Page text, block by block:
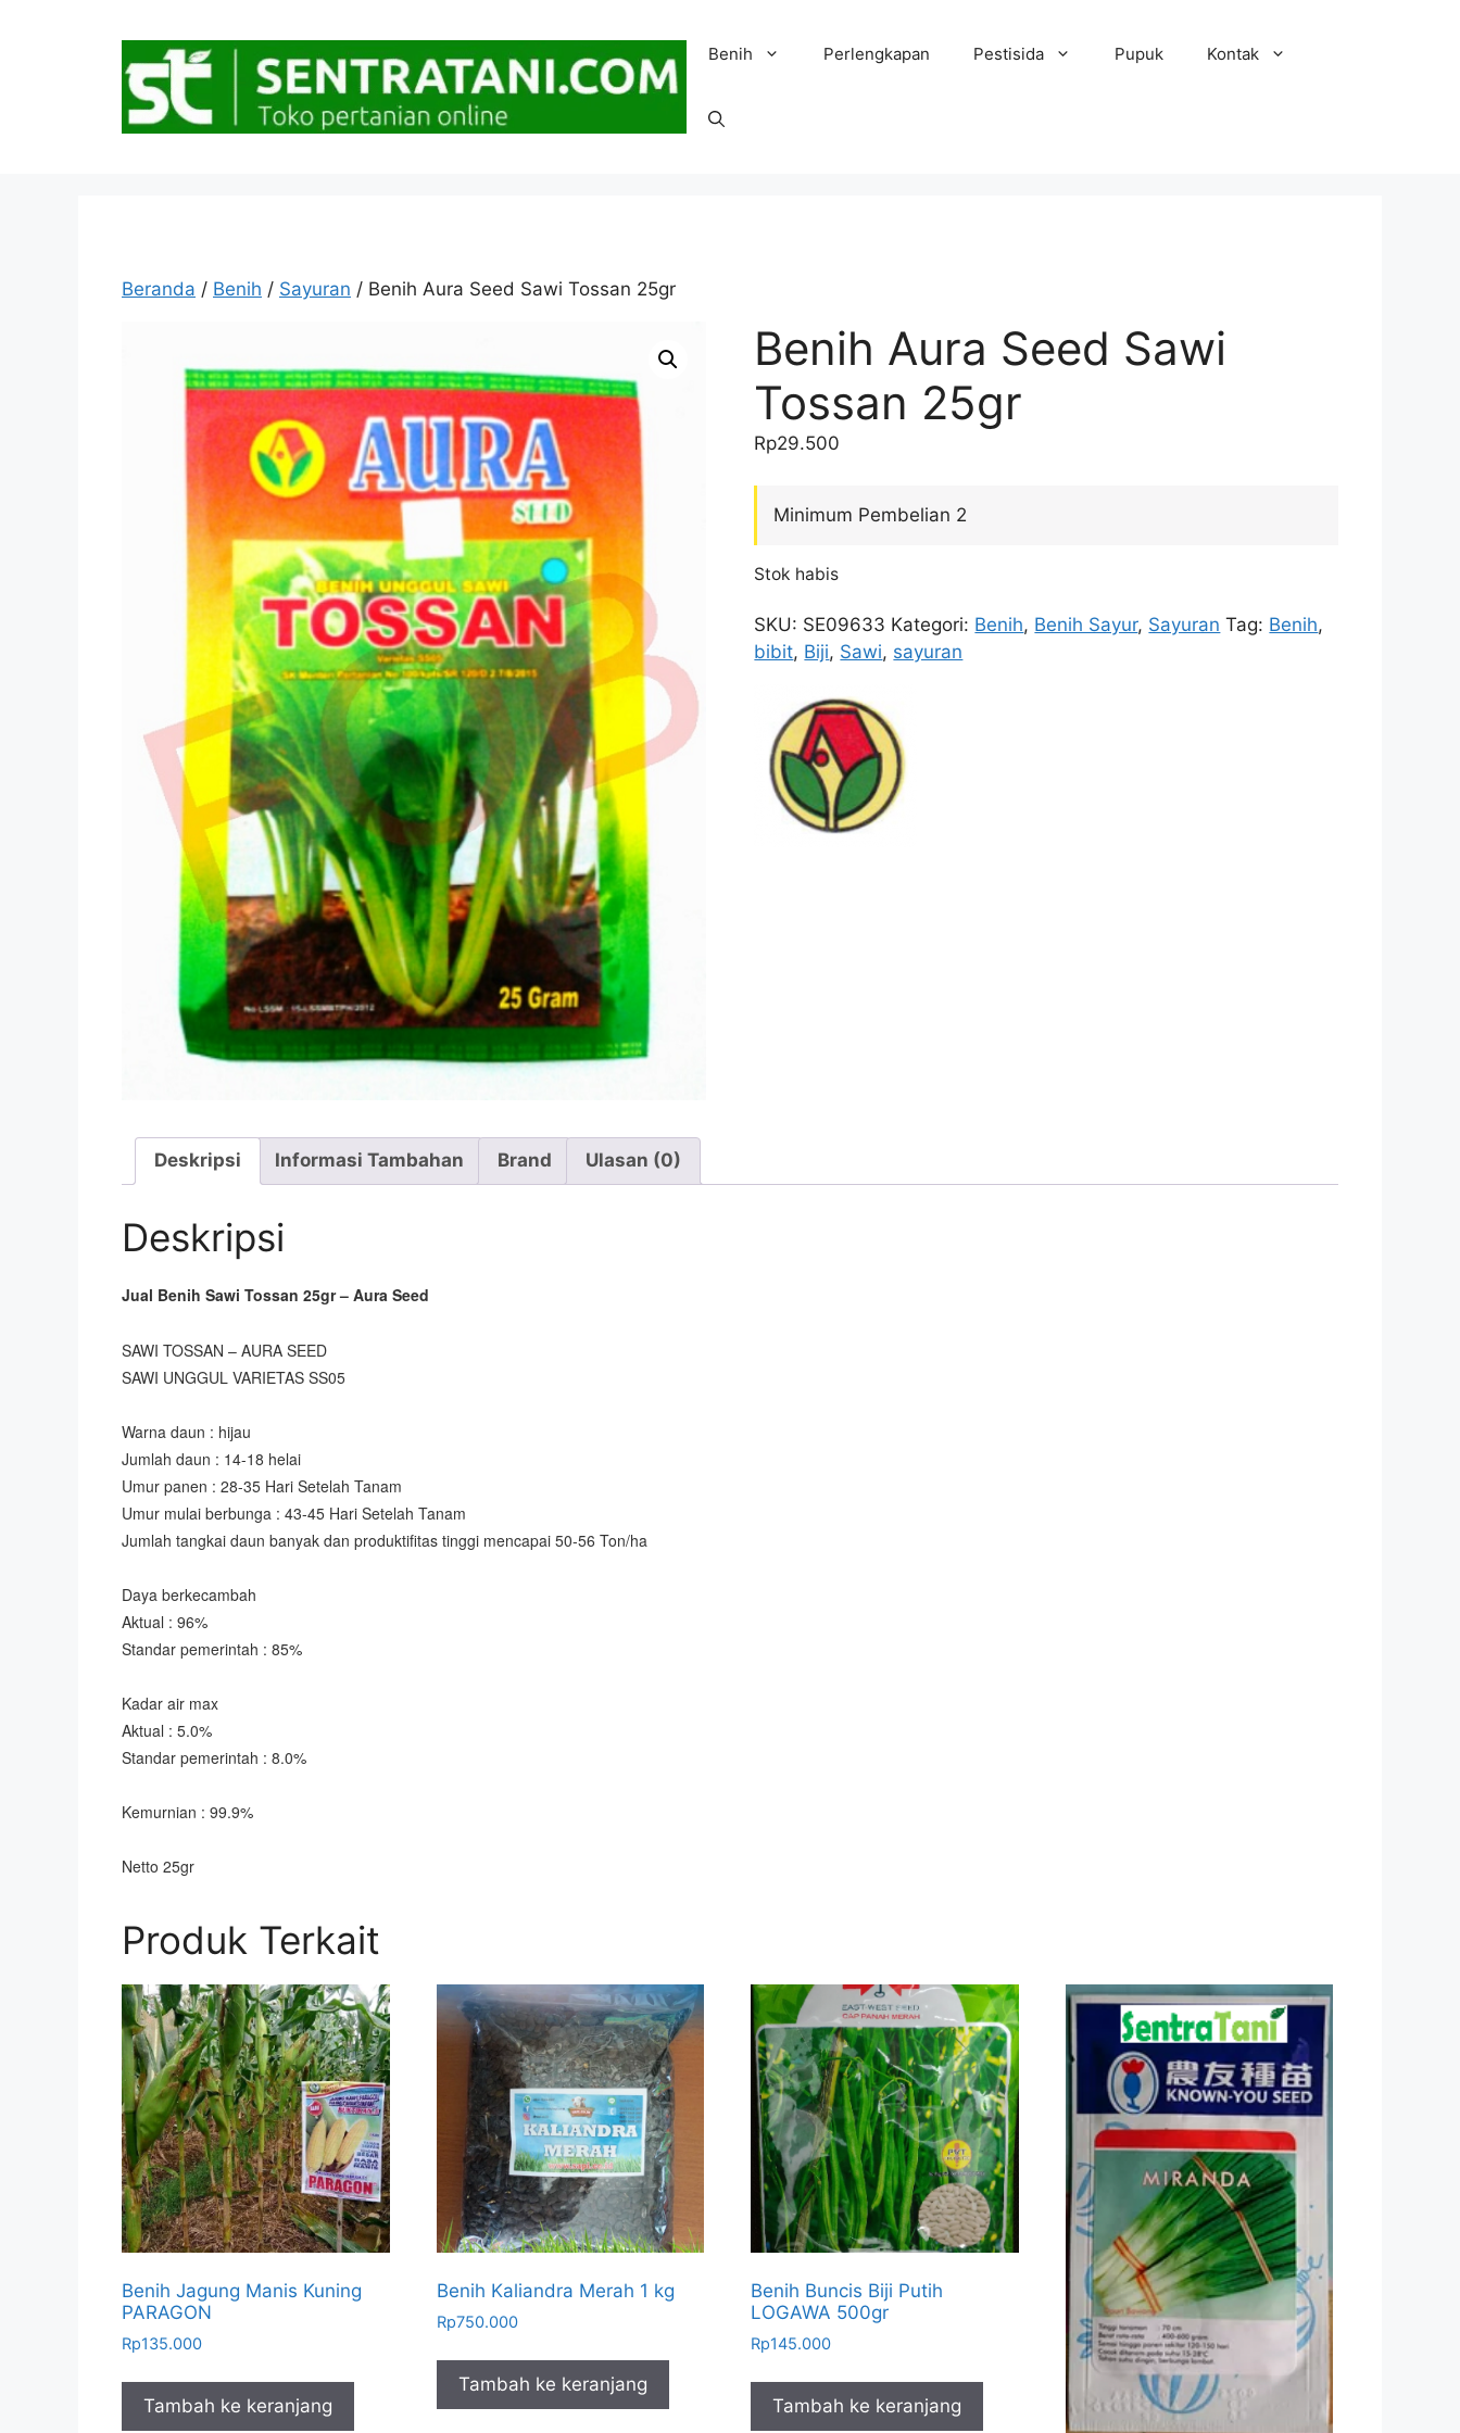
Benih Perlengkapan Pestisida Pupuk Kontak
Beranda / Benih / Sayuran / Benih Aura Seed Sawi Tossan 25gr
Benih Aura Seed Sawi
Tossan 25gr
Rp29.500
Minimum Pembelian 2
Stok habis
SKU: SE09633 Kategori: Benih, Benih Sayur, Sayuran Tag: Benih,
bibit, Biji, Sawi, sayuran
Deskripsi Informasi Tambahan Brand Ulasan (0)
Deskripsi
Jual Benih Sawi Tossan 25gr – Aura Seed
SAWI TOSSAN – AURA SEED
SAWI UNGGUL VARIETAS SS05
Warna daun : hijau
Jumlah daun : 14-18 helai
Umur panen : 28-35 Hari Setelah Tanam
Umur mulai berbunga : 43-45 Hari Setelah Tanam
Jumlah tangkai daun banyak dan produktifitas tinggi mencapai 50-56 Ton/ha
Daya berkecambah
Aktual : 96%
Standar pemerintah : 85%
Kadar air max
Aktual : 5.0%
Standar pemerintah : 8.0%
Kemurnian : 99.9%
Netto 25gr
Produk Terkait
Benih Jagung Manis Kuning
PARAGON
Rp135.000
Tambah ke keranjang
Benih Kaliandra Merah 1 kg
Rp750.000
Tambah ke keranjang
Benih Buncis Biji Putih
LOGAWA 500gr
Rp145.000
Tambah ke keranjang